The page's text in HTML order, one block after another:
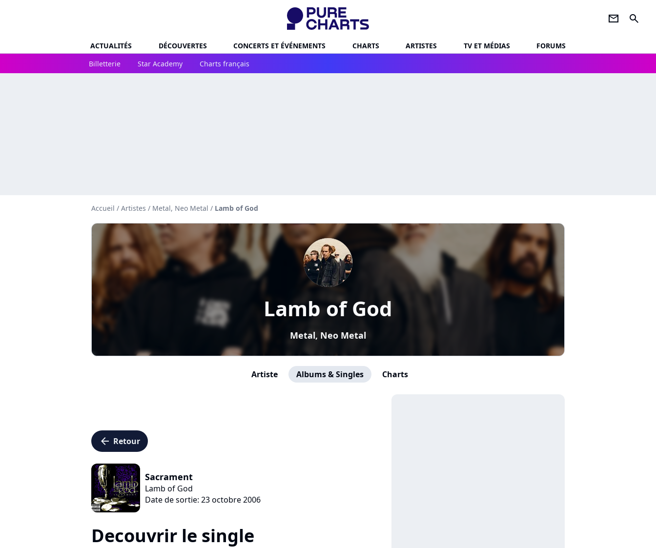
newsletter search
ACTUALITÉS DÉCOUVERTES CONCERTS ET ÉVÉNEMENTS CHARTS ARTISTES TV ET MÉDIAS
FORUMS
Billetterie
Star Academy Charts français
Accueil / Artistes / Metal, Neo Metal / Lamb of God
Lamb of God
Metal, Neo Metal
Artiste Albums & Singles Charts
arrow_left Retour
Sacrament
Lamb of God
Date de sortie: 23 octobre 2006
Decouvrir le single